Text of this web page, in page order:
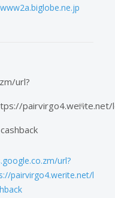
url?
url?
pairvirgo4.werite.net/